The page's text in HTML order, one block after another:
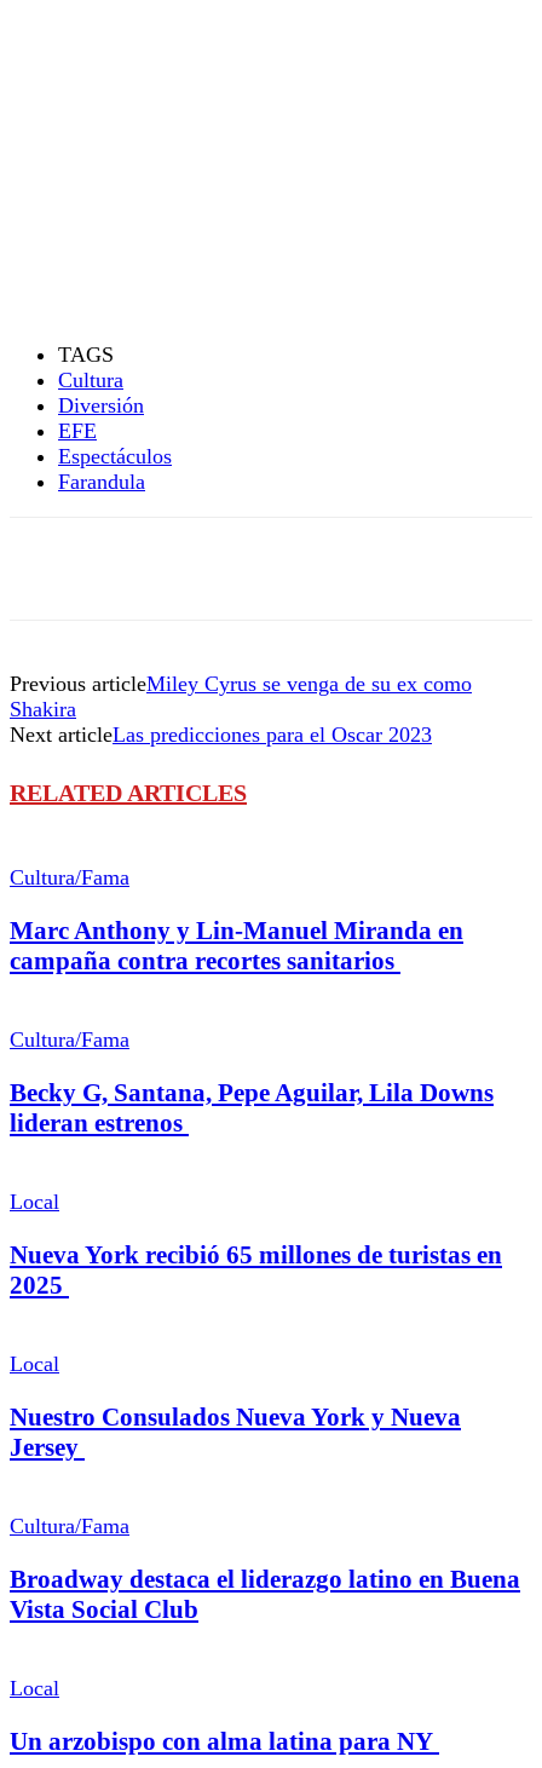
TAGS
Cultura
Diversión
EFE
Espectáculos
Farandula
Previous articleMiley Cyrus se venga de su ex como
Shakira
Next articleLas predicciones para el Oscar 2023
RELATED ARTICLES
Cultura/Fama
Marc Anthony y Lin-Manuel Miranda en
campaña contra recortes sanitarios
Cultura/Fama
Becky G, Santana, Pepe Aguilar, Lila Downs
lideran estrenos
Local
Nueva York recibió 65 millones de turistas en
2025
Local
Nuestro Consulados Nueva York y Nueva
Jersey
Cultura/Fama
Broadway destaca el liderazgo latino en Buena
Vista Social Club
Local
Un arzobispo con alma latina para NY